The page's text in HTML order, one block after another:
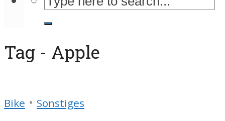
Tag - Apple
Bike • Sonstiges